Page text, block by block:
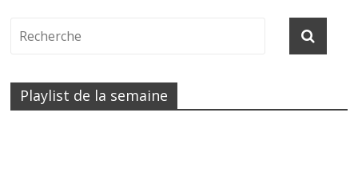
Playlist de la semaine